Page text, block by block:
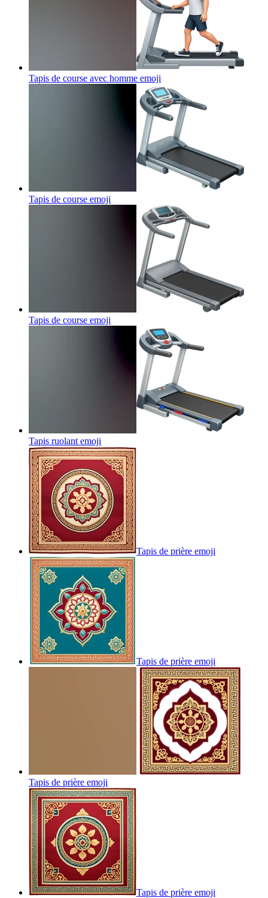
Tapis de course avec homme emoji
Tapis de course emoji
Tapis de course emoji
Tapis ruolant emoji
Tapis de prière emoji
Tapis de prière emoji
Tapis de prière emoji
Tapis de prière emoji